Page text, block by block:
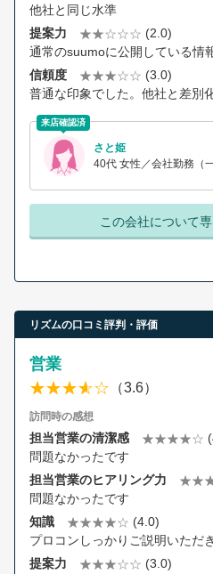
他社と同じ水準
提案力
(2.0)
通常のsuumoに公開している情
信頼度
(3.0)
普通な印象でした。他社と差別
来店確認済
さと姫
40代 女性／会社勤務（
この会社について
リズムの口コミ評判・評価
営業
（3.6）
訪問時の感想
担当営業の清潔感
問題なかったです
担当営業のヒアリング力
問題なかったです
知識
(4.0)
プロコンしっかりご説明いただ
提案力
(3.0)